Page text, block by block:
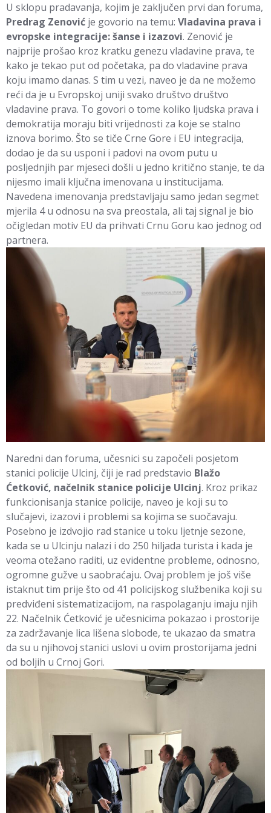
U sklopu pradavanja, kojim je zaključen prvi dan foruma,
Predrag Zenović je govorio na temu: Vladavina prava i
evropske integracije: šanse i izazovi. Zenović je
najprije prošao kroz kratku genezu vladavine prava, te
kako je tekao put od početaka, pa do vladavine prava
koju imamo danas. S tim u vezi, naveo je da ne možemo
reći da je u Evropskoj uniji svako društvo društvo
vladavine prava. To govori o tome koliko ljudska prava i
demokratija moraju biti vrijednosti za koje se stalno
iznova borimo. Što se tiče Crne Gore i EU integracija,
dodao je da su usponi i padovi na ovom putu u
posljednjih par mjeseci došli u jedno kritično stanje, te da
nijesmo imali ključna imenovana u institucijama.
Navedena imenovanja predstavljaju samo jedan segmet
mjerila 4 u odnosu na sva preostala, ali taj signal je bio
očigledan motiv EU da prihvati Crnu Goru kao jednog od
partnera.
Naredni dan foruma, učesnici su započeli posjetom
stanici policije Ulcinj, čiji je rad predstavio Blažo
Ćetković, načelnik stanice policije Ulcinj. Kroz prikaz
funkcionisanja stanice policije, naveo je koji su to
slučajevi, izazovi i problemi sa kojima se suočavaju.
Posebno je izdvojio rad stanice u toku ljetnje sezone,
kada se u Ulcinju nalazi i do 250 hiljada turista i kada je
veoma otežano raditi, uz evidentne probleme, odnosno,
ogromne gužve u saobraćaju. Ovaj problem je još više
istaknut tim prije što od 41 policijskog službenika koji su
predviđeni sistematizacijom, na raspolaganju imaju njih
22. Načelnik Ćetković je učesnicima pokazao i prostorije
za zadržavanje lica lišena slobode, te ukazao da smatra
da su u njihovoj stanici uslovi u ovim prostorijama jedni
od boljih u Crnoj Gori.